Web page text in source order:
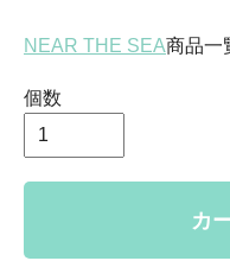
NEAR THE SEA商品一
個数
カ